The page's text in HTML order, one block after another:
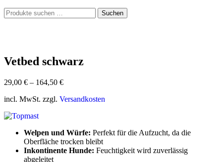
Suchen
nach:
Suchen
Vetbed schwarz
29,00 € – 164,50 €
incl. MwSt. zzgl. Versandkosten
Welpen und Würfe: Perfekt für die Aufzucht, da die
Oberfläche trocken bleibt
Inkontinente Hunde: Feuchtigkeit wird zuverlässig
abgeleitet